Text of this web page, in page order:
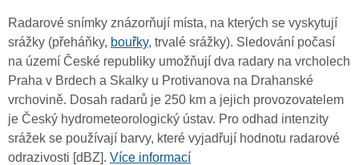
Radarové snímky znázorňují místa, na kterých se vyskytují
srážky (přeháňky, bouřky, trvalé srážky). Sledování počasí
na území České republiky umožňují dva radary na vrcholech
Praha v Brdech a Skalky u Protivanova na Drahanské
vrchovině. Dosah radarů je 250 km a jejich provozovatelem
je Český hydrometeorologický ústav. Pro odhad intenzity
srážek se používají barvy, které vyjadřují hodnotu radarové
odrazivosti [dBZ]. Více informací